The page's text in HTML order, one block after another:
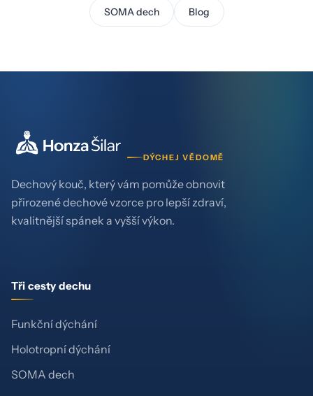
SOMA dech Blog
DÝCHEJ VĚDOMĚ
Dechový kouč, který vám pomůže obnovit
přirozené dechové vzorce pro lepší zdraví,
kvalitnější spánek a vyšší výkon.
Tři cesty dechu
Funkční dýchání
Holotropní dýchání
SOMA dech